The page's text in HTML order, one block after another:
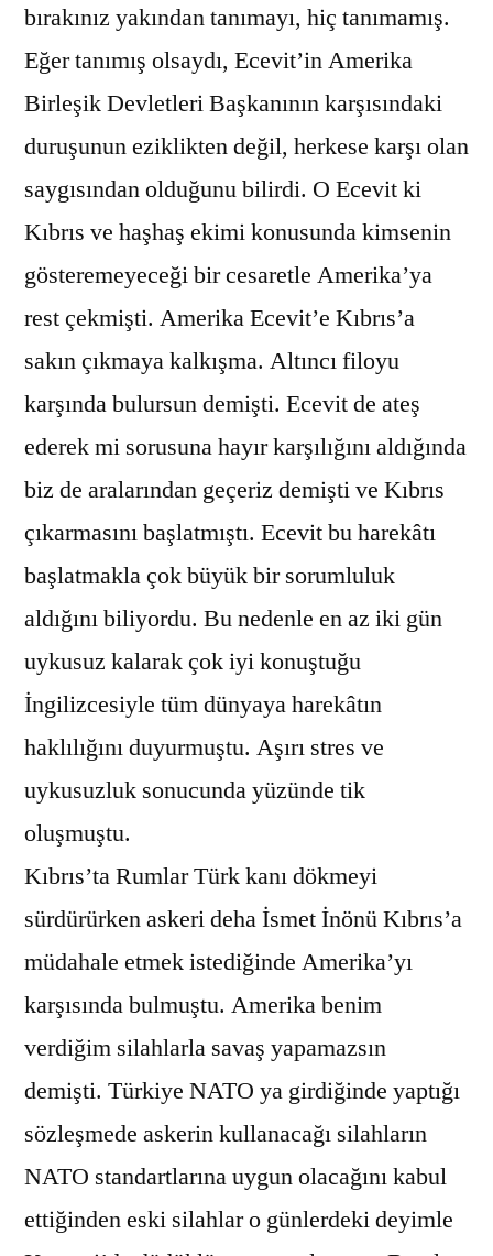
bırakınız yakından tanımayı, hiç tanımamış.
Eğer tanımış olsaydı, Ecevit’in Amerika
Birleşik Devletleri Başkanının karşısındaki
duruşunun eziklikten değil, herkese karşı olan
saygısından olduğunu bilirdi. O Ecevit ki
Kıbrıs ve haşhaş ekimi konusunda kimsenin
gösteremeyeceği bir cesaretle Amerika’ya
rest çekmişti. Amerika Ecevit’e Kıbrıs’a
sakın çıkmaya kalkışma. Altıncı filoyu
karşında bulursun demişti. Ecevit de ateş
ederek mi sorusuna hayır karşılığını aldığında
biz de aralarından geçeriz demişti ve Kıbrıs
çıkarmasını başlatmıştı. Ecevit bu harekâtı
başlatmakla çok büyük bir sorumluluk
aldığını biliyordu. Bu nedenle en az iki gün
uykusuz kalarak çok iyi konuştuğu
İngilizcesiyle tüm dünyaya harekâtın
haklılığını duyurmuştu. Aşırı stres ve
uykusuzluk sonucunda yüzünde tik
oluşmuştu.
Kıbrıs’ta Rumlar Türk kanı dökmeyi
sürdürürken askeri deha İsmet İnönü Kıbrıs’a
müdahale etmek istediğinde Amerika’yı
karşısında bulmuştu. Amerika benim
verdiğim silahlarla savaş yapamazsın
demişti. Türkiye NATO ya girdiğinde yaptığı
sözleşmede askerin kullanacağı silahların
NATO standartlarına uygun olacağını kabul
ettiğinden eski silahlar o günlerdeki deyimle